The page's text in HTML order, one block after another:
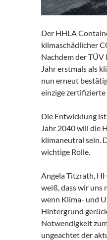
Der HHLA
klimaschädlicher
Nachdem der TÜV
Jahr erstmals als
nun erneut
einzige
Die Entwicklung
Jahr 2040 will die
klimaneutral sein.
wichtige Rolle.
Angela Titzrath,
weiß, dass wir uns
wenn Klima- und
Hintergrund
Notwendigkeit
ungeachtet der